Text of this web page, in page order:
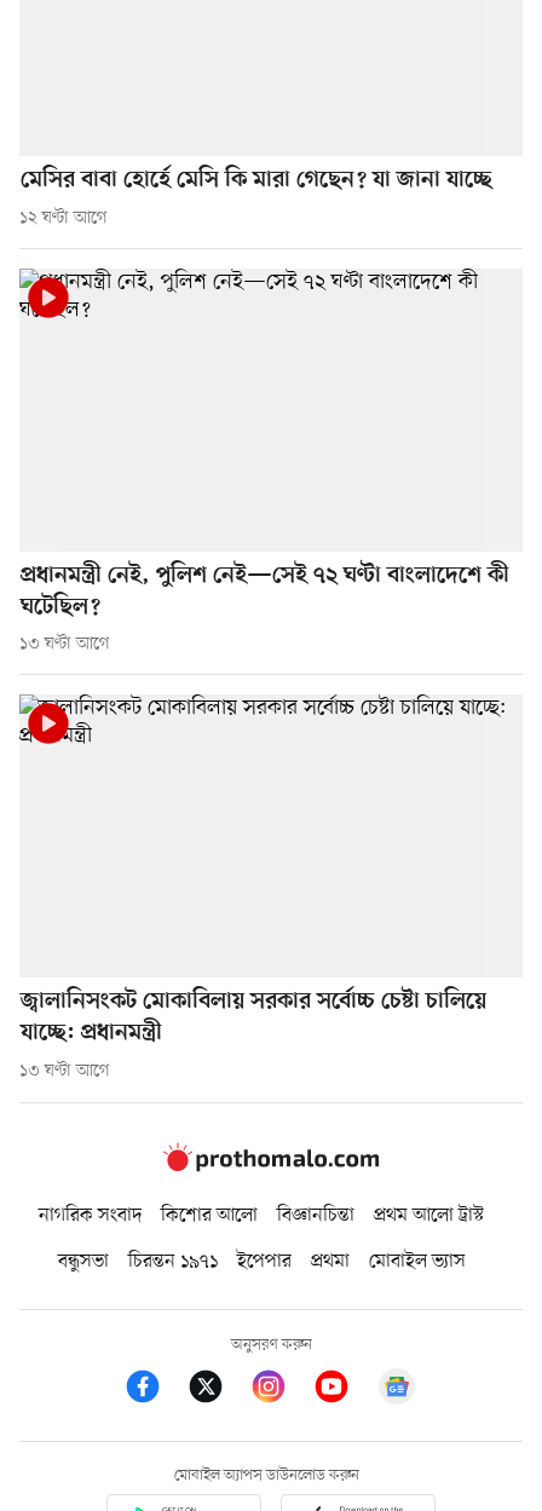
মেসির বাবা হোর্হে মেসি কি মারা গেছেন? যা জানা যাচ্ছে
১২ ঘণ্টা আগে
প্রধানমন্ত্রী নেই, পুলিশ নেই—সেই ৭২ ঘণ্টা বাংলাদেশে কী
ঘটেছিল?
১৩ ঘণ্টা আগে
জ্বালানিসংকট মোকাবিলায় সরকার সর্বোচ্চ চেষ্টা চালিয়ে
যাচ্ছে: প্রধানমন্ত্রী
১৩ ঘণ্টা আগে
নাগরিক সংবাদ কিশোর আলো বিজ্ঞানচিন্তা
প্রথম আলো ট্রাস্ট
বন্ধুসভা
চিরন্তন ১৯৭১ ইপেপার প্রথমা মোবাইল ভ্যাস
অনুসরণ করুন
মোবাইল অ্যাপস ডাউনলোড করুন